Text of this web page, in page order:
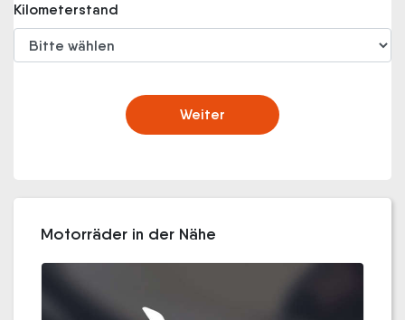
Kilometerstand
Weiter
Motorräder in der Nähe